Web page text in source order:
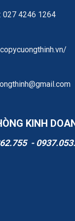
027 4246 1264
KINH
-